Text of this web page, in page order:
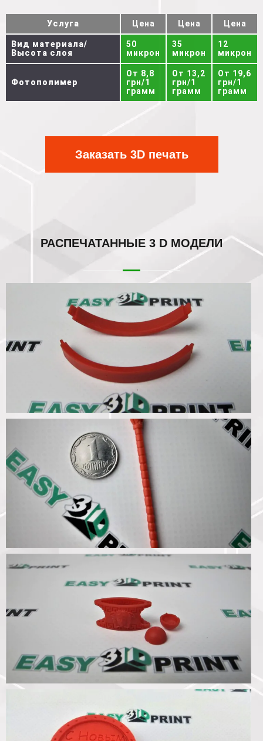
Услуга Цена Цена Цена
Вид материала/
Высота слоя
50
микрон
35
микрон
12
микрон
Фотополимер
От 8,8
грн/1
грамм
От 13,2
грн/1
грамм
От 19,6
грн/1
грамм
Заказать 3D печать
РАСПЕЧАТАННЫЕ 3 D МОДЕЛИ